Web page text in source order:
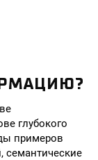
глубокого
примеров
семантические